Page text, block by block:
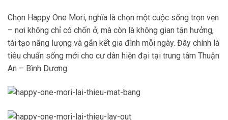
Chọn Happy One Mori, nghĩa là chọn một cuộc sống trọn vẹn
– nơi không chỉ có chốn ở, mà còn là không gian tận hưởng,
tái tạo năng lượng và gắn kết gia đình mỗi ngày. Đây chính là
tiêu chuẩn sống mới cho cư dân hiện đại tại trung tâm Thuận
An – Bình Dương.